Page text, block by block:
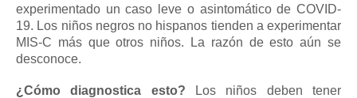
experimentado un caso leve o asintomático de COVID-
19. Los niños negros no hispanos tienden a experimentar
MIS-C más que otros niños.
La razón de esto aún se
desconoce.
¿Cómo diagnostica esto?
Los niños deben tener